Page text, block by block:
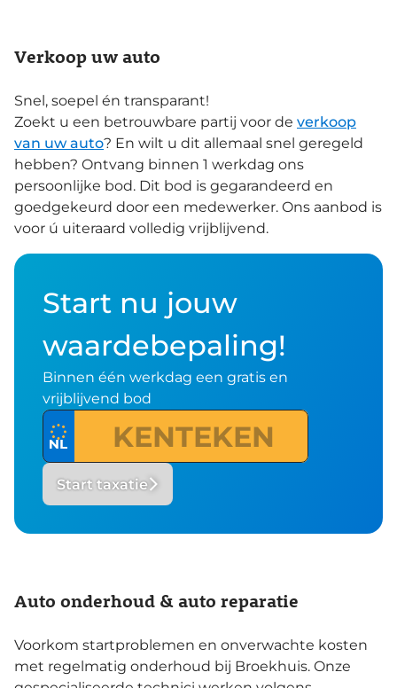
Verkoop uw auto
Snel, soepel én transparant!
Zoekt u een betrouwbare partij voor de verkoop
van uw auto? En wilt u dit allemaal snel geregeld
hebben? Ontvang binnen 1 werkdag ons
persoonlijke bod. Dit bod is gegarandeerd en
goedgekeurd door een medewerker. Ons aanbod is
voor ú uiteraard volledig vrijblijvend.
Start nu jouw
waardebepaling!
Binnen één werkdag een gratis en
vrijblijvend bod
Start taxatie
Auto onderhoud & auto reparatie
Voorkom startproblemen en onverwachte kosten
met regelmatig onderhoud bij Broekhuis. Onze